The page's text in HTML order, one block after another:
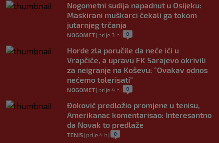
Nogometni sudija napadnut u Osijeku:
Maskirani muškarci čekali ga tokom
jutarnjeg trčanja
NOGOMET| prije 3 h | 0
Horde zla poručile da neće ići u
Vrapčiće, a upravu FK Sarajevo okrivili
za neigranje na Koševu: "Ovakav odnos
nećemo tolerisati"
NOGOMET| prije 4 h | 0
Đoković predložio promjene u tenisu,
Amerikanac komentarisao: Interesantno
da Novak to predlaže
TENIS| prije 4 h | 0